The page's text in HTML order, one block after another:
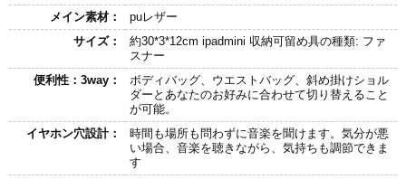
メイン素材：
puレザー
サイズ：
約30*3*12cm ipadmini 収納可留め具の種類: ファ
スナー
便利性：3way：
ボディバッグ、ウエストバッグ、斜め掛けショル
ダーとあなたのお好みに合わせて切り替えること
が可能。
イヤホン穴設計：
時間も場所も問わずに音楽を聞けます。気分が悪
い場合、音楽を聴きながら、気持ちも調節できま
す